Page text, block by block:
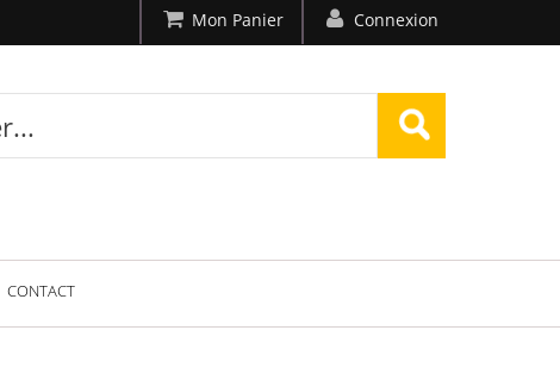
Mon Panier Connexion
CONTACT